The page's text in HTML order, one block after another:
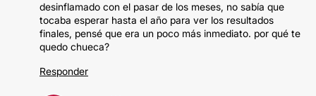
desinflamado con el pasar de los meses, no sabía que
tocaba esperar hasta el año para ver los resultados
finales, pensé que era un poco más inmediato. por qué te
quedo chueca?
Responder